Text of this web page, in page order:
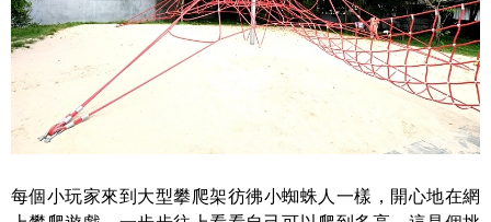
每個小玩家來到大型攀爬架彷彿小蜘蛛人一樣，開心地在網